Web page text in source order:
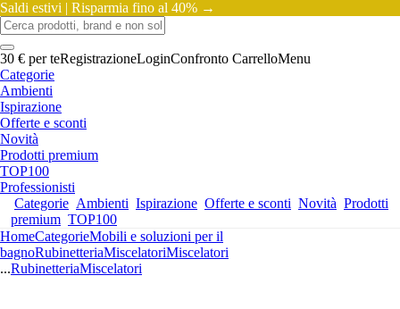
Saldi estivi | Risparmia fino al 40% →
30 € per teRegistrazioneLoginConfronto CarrelloMenu
Categorie
Ambienti
Ispirazione
Offerte e sconti
Novità
Prodotti premium
TOP100
Professionisti
Categorie Ambienti Ispirazione Offerte e sconti Novità Prodotti
premium TOP100
HomeCategorieMobili e soluzioni per il
bagnoRubinetteriaMiscelatoriMiscelatori
...RubinetteriaMiscelatori